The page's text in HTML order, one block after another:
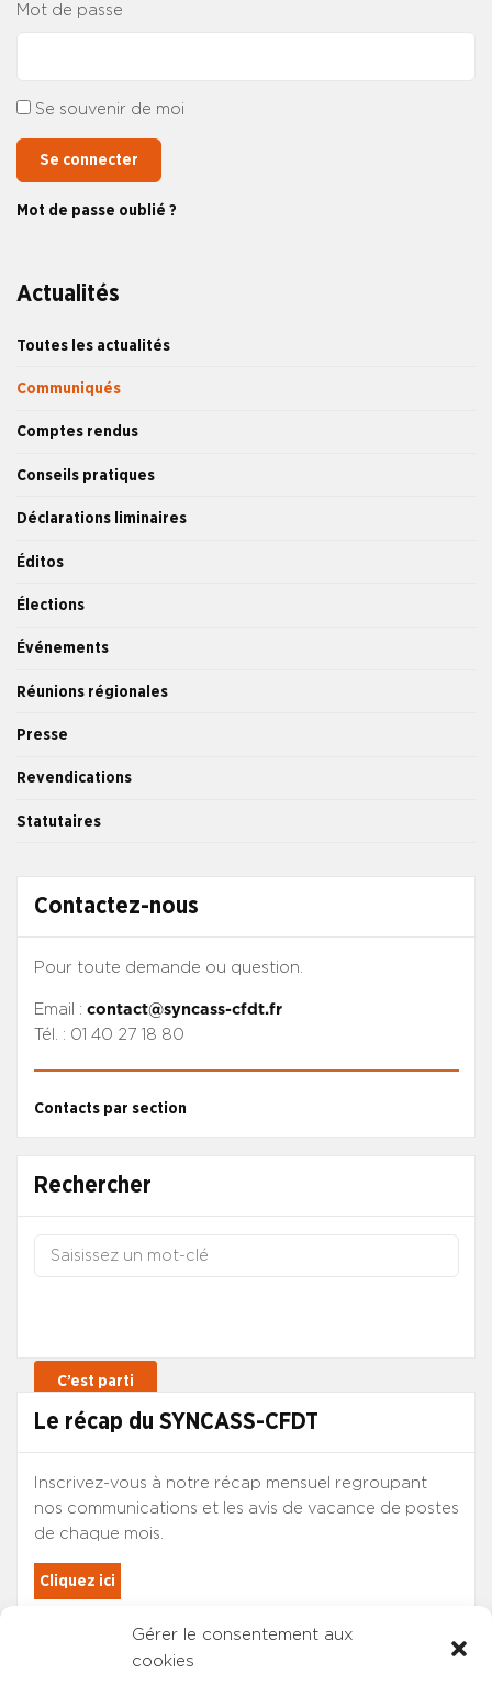
Gérer le consentement aux
cookies
Actualités
Toutes les actualités
Communiqués
Comptes rendus
Conseils pratiques
Déclarations liminaires
Éditos
Élections
Événements
Réunions régionales
Presse
Revendications
Statutaires
Contactez-nous
Pour toute demande ou question.
Email : contact@syncass-cfdt.fr
Tél. : 01 40 27 18 80
Contacts par section
Mot de passe
Se souvenir de moi
Se connecter
Mot de passe oublié ?
Rechercher
Le récap du SYNCASS-CFDT
Inscrivez-vous à notre récap mensuel regroupant
nos communications et les avis de vacance de postes
de chaque mois.
Cliquez ici
Les adhérents du SYNCASS-CFDT
sont automatiquement inscrits.